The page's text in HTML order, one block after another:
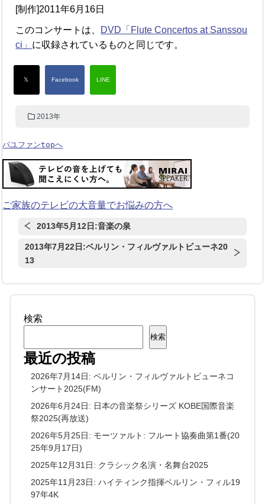
[制作]2011年6月16日
このコンサートは、 DVD「Flute Concertos at Sanssou
ci」 に収録されているものと同じです。
2013年
パユファンtopへ
ご家族のテレビの大音量でお悩みの方へ
2013年5月12日:音楽の泉
2013年7月22日:ベルリン・フィルヴァルトビューネ20
13
検索
検索
最近の投稿
2026年7月14日: ベルリン・フィルヴァルトビューネコ
ンサート2025(FM)
2026年6月24日: 日本の音楽祭シリーズ KOBE国際音楽
祭2025(再放送)
2026年5月25日: モーツァルト: フルート協奏曲第1番(20
25年9月17日)
2025年12月31日: クラシック名演・名舞台2025
2025年11月23日: ハイティンク指揮ベルリン・フィル19
97年4K